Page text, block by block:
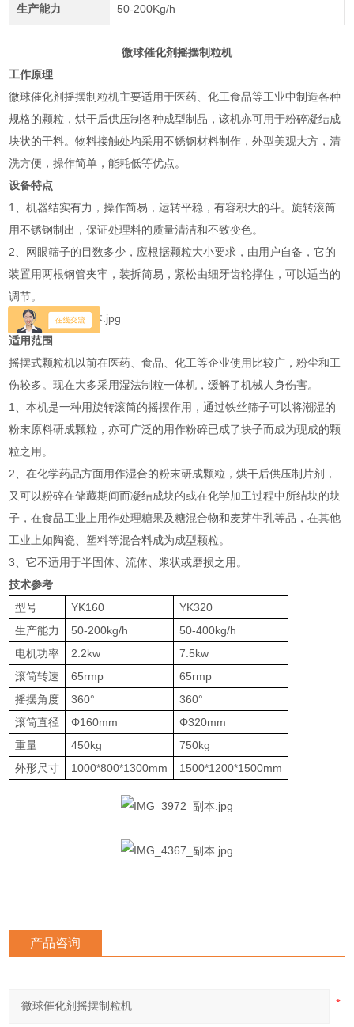
生产能力 50-200Kg/h
微球催化剂摇摆制粒机
工作原理
微球催化剂摇摆制粒机主要适用于医药、化工食品等工业中制造各种
规格的颗粒，烘干后供压制各种成型制品，该机亦可用于粉碎凝结成
块状的干料。物料接触处均采用不锈钢材料制作，外型美观大方，清
洗方便，操作简单，能耗低等优点。
设备特点
1、机器结实有力，操作简易，运转平稳，有容积大的斗。旋转滚筒
用不锈钢制出，保证处理料的质量清洁和不致变色。
2、网眼筛子的目数多少，应根据颗粒大小要求，由用户自备，它的
装置用两根钢管夹牢，装拆简易，紧松由细牙齿轮撑住，可以适当的
调节。
适用范围
摇摆式颗粒机以前在医药、食品、化工等企业使用比较广，粉尘和工
伤较多。现在大多采用湿法制粒一体机，缓解了机械人身伤害。
1、本机是一种用旋转滚筒的摇摆作用，通过铁丝筛子可以将潮湿的
粉末原料研成颗粒，亦可广泛的用作粉碎已成了块子而成为现成的颗
粒之用。
2、在化学药品方面用作湿合的粉末研成颗粒，烘干后供压制片剂，
又可以粉碎在储藏期间而凝结成块的或在化学加工过程中所结块的块
子，在食品工业上用作处理糖果及糖混合物和麦芽牛乳等品，在其他
工业上如陶瓷、塑料等混合料成为成型颗粒。
3、它不适用于半固体、流体、浆状或磨损之用。
技术参考
型号
YK160
YK320
生产能力
50-200kg/h
50-400kg/h
电机功率
2.2kw
7.5kw
滚筒转速
65rmp
65rmp
摇摆角度
360°
360°
滚筒直径
Φ160mm
Φ320mm
重量
450kg
750kg
外形尺寸
1000*800*1300mm 1500*1200*1500mm
产品咨询